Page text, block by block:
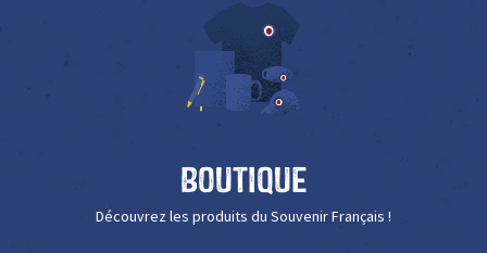
Boutique
Découvrez les produits du Souvenir Français !